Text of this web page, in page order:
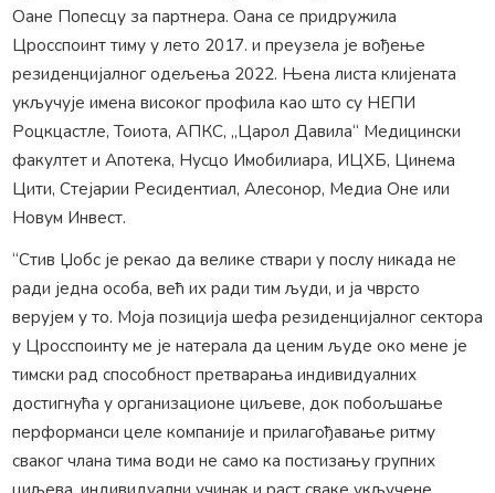
Оане Попесцу за партнера. Оана се придружила
Цросспоинт тиму у лето 2017. и преузела је вођење
резиденцијалног одељења 2022. Њена листа клијената
укључује имена високог профила као што су НЕПИ
Роцкцастле, Тоиота, АПКС, „Царол Давила“ Медицински
факултет и Апотека, Нусцо Имобилиара, ИЦХБ, Цинема
Цити, Стејарии Ресидентиал, Алесонор, Медиа Оне или
Новум Инвест.
“Стив Џобс је рекао да велике ствари у послу никада не
ради једна особа, већ их ради тим људи, и ја чврсто
верујем у то. Моја позиција шефа резиденцијалног сектора
у Цросспоинту ме је натерала да ценим људе око мене је
тимски рад способност претварања индивидуалних
достигнућа у организационе циљеве, док побољшање
перформанси целе компаније и прилагођавање ритму
сваког члана тима води не само ка постизању групних